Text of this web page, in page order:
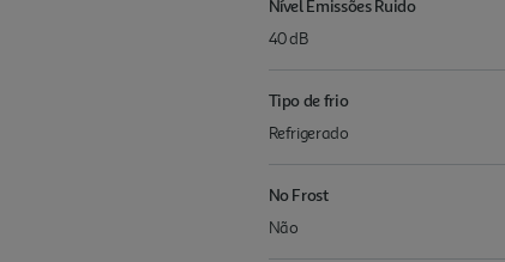
Nível Emissões Ruido
40 dB
Tipo de frio
Refrigerado
No Frost
Não